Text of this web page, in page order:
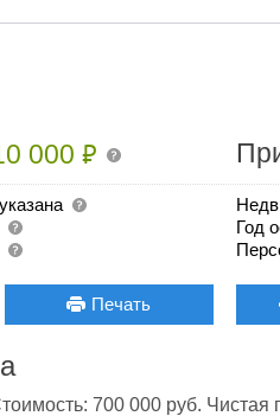
000₽
Год
Печать
700 000 руб.